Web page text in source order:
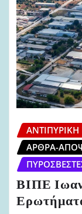
ΆΡΘΡΑ-
ΒΙΠΕ